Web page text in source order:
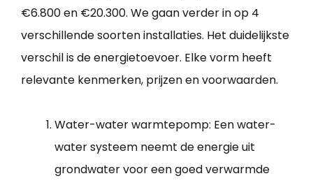
€6.800 en €20.300. We gaan verder in op 4
verschillende soorten installaties. Het duidelijkste
verschil is de energietoevoer. Elke vorm heeft
relevante kenmerken, prijzen en voorwaarden.
Water-water warmtepomp: Een water-
water systeem neemt de energie uit
grondwater voor een goed verwarmde